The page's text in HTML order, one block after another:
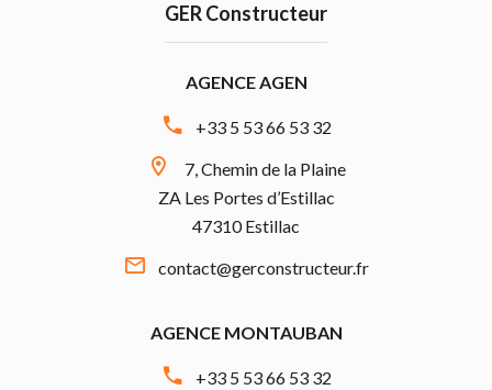
GER Constructeur
AGENCE AGEN
+33 5 53 66 53 32
7, Chemin de la Plaine
ZA Les Portes d’Estillac
47310 Estillac
contact@gerconstructeur.fr
AGENCE MONTAUBAN
+33 5 53 66 53 32